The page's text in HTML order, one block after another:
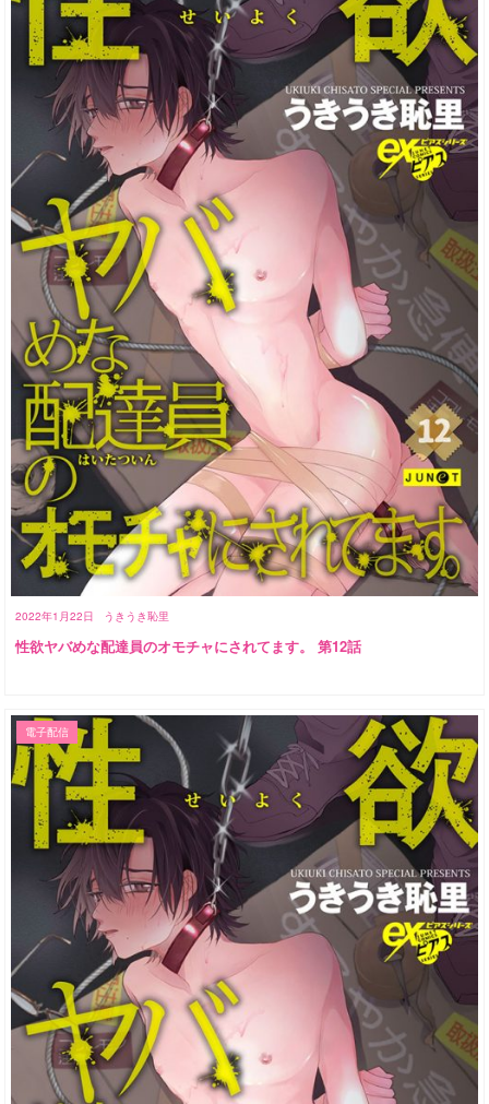
2022年1月22日 うきうき恥里
性欲ヤバめな配達員のオモチャにされてます。 第12話
電子配信